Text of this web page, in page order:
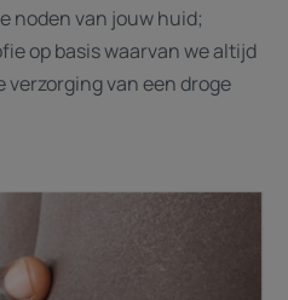
noden van jouw huid;
op basis waarvan we altijd
van een droge